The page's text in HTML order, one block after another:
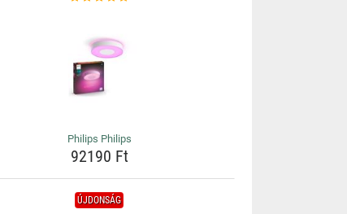
Philips Philips
92190 Ft
ÚJDONSÁG